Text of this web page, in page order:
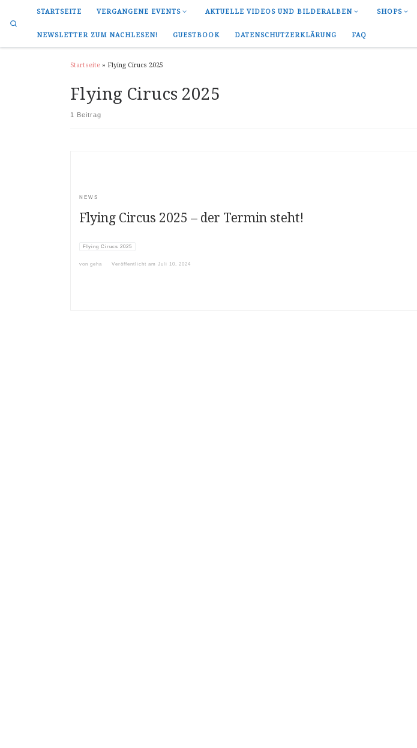
STARTSEITE VERGANGENE EVENTS AKTUELLE VIDEOS UND BILDERALBEN SHOPS
NEWSLETTER ZUM NACHLESEN! GUESTBOOK DATENSCHUTZERKLÄRUNG FAQ
Startseite » Flying Cirucs 2025
Flying Cirucs 2025
1 Beitrag
NEWS
Flying Circus 2025 – der Termin steht!
Flying Cirucs 2025
von geha Veröffentlicht am Juli 10, 2024